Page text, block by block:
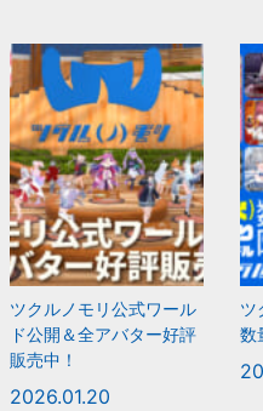
ツクルノモリ公式ワール
ド公開＆全アバター好評
販売中！
2026.01.20
ツ
数